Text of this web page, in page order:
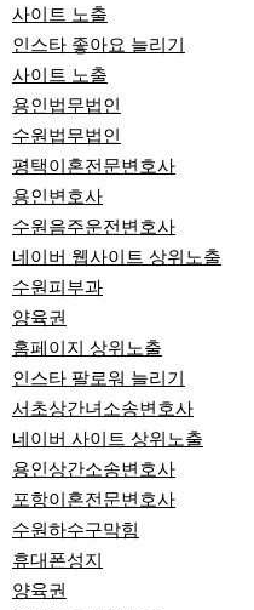
사이트 노출
인스타 좋아요 늘리기
사이트 노출
용인법무법인
수원법무법인
평택이혼전문변호사
용인변호사
수원음주운전변호사
네이버 웹사이트 상위노출
수원피부과
양육권
홈페이지 상위노출
인스타 팔로워 늘리기
서초상간녀소송변호사
네이버 사이트 상위노출
용인상간소송변호사
포항이혼전문변호사
수원하수구막힘
휴대폰성지
양육권